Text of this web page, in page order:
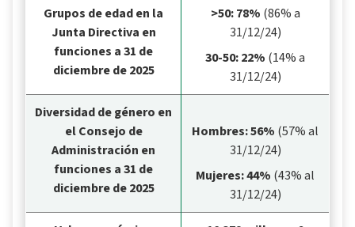
Grupos de edad en la
Junta Directiva en
funciones a 31 de
diciembre de 2025
>50: 78% (86% a
31/12/24)
30-50: 22% (14% a
31/12/24)
Diversidad de género en
el Consejo de
Administración en
funciones a 31 de
diciembre de 2025
Hombres: 56% (57% al
31/12/24)
Mujeres: 44% (43% al
31/12/24)